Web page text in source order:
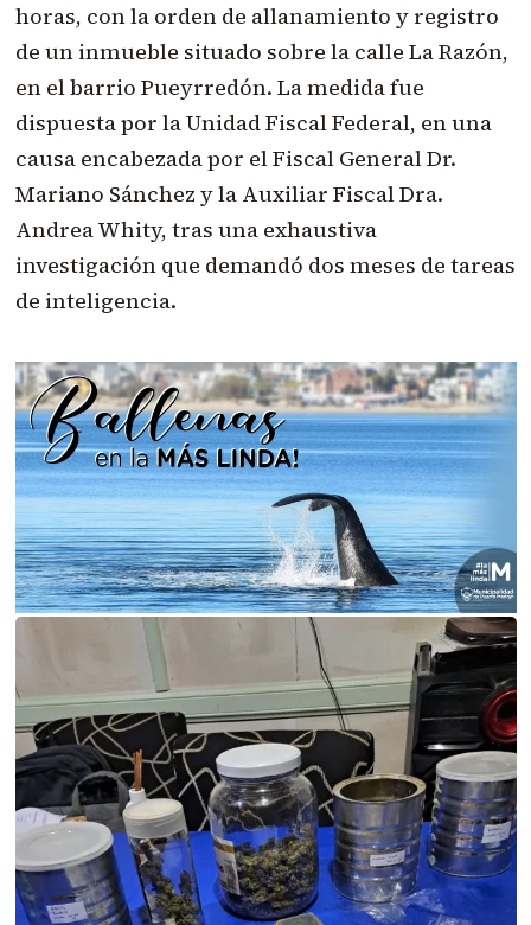
horas, con la orden de allanamiento y registro
de un inmueble situado sobre la calle La Razón,
en el barrio Pueyrredón. La medida fue
dispuesta por la Unidad Fiscal Federal, en una
causa encabezada por el Fiscal General Dr.
Mariano Sánchez y la Auxiliar Fiscal Dra.
Andrea Whity, tras una exhaustiva
investigación que demandó dos meses de tareas
de inteligencia.